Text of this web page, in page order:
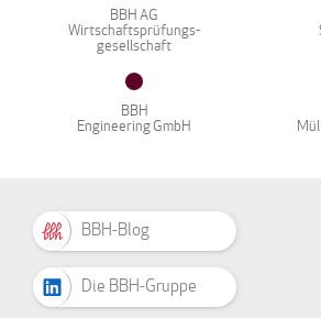
BBH AG
Wirtschaftsprüfungs-
gesellschaft
BBH
Engineering GmbH
BBH-Blog
Die BBH-Gruppe